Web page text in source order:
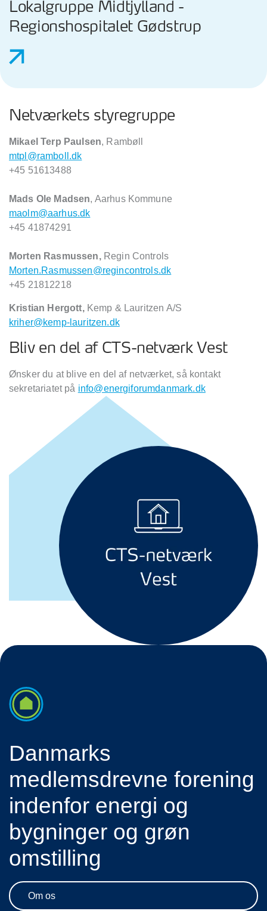
Lokalgruppe Midtjylland -
Regionshospitalet Gødstrup
Netværkets styregruppe
Mikael Terp Paulsen, Rambøll
mtpl@ramboll.dk
+45 51613488
Mads Ole Madsen, Aarhus Kommune
maolm@aarhus.dk
+45 41874291
Morten Rasmussen,Regin Controls
Morten.Rasmussen@regincontrols.dk
+45 21812218
Kristian Hergott, Kemp & Lauritzen A/S
kriher@kemp-lauritzen.dk
Bliv en del af CTS-netværk Vest
Ønsker du at blive en del af netværket, så kontakt
sekretariatet på info@energiforumdanmark.dk
Danmarks
medlemsdrevne forening
indenfor energi og
bygninger og grøn
omstilling
Om os